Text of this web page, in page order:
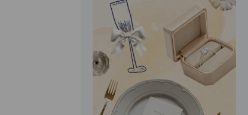
ЭФФЕКТИВНАЯ РЕКЛАМА НА САЙТЕ